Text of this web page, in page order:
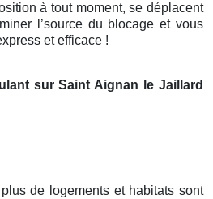
à tout moment, se déplacent
l’source du blocage et vous
et efficace !
sur Saint Aignan le Jaillard
de logements et habitats sont